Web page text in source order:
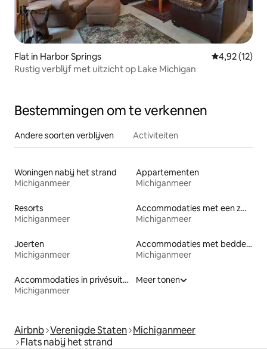
Flat in Harbor Springs Gemiddelde
4,92 (12)
Rustig verblijf met uitzicht op Lake Michigan
Bestemmingen om te verkennen
Andere soorten verblijven Activiteiten
Woningen nabij het strand
Michiganmeer
Appartementen
Michiganmeer
Resorts
Michiganmeer
Accommodaties met een zwembad
Michiganmeer
Joerten
Michiganmeer
Accommodaties met bedden op toegankelijke hoogte
Michiganmeer
Accommodaties in privésuites
Michiganmeer
Meer tonen
Airbnb Verenigde Staten Michiganmeer
Flats nabij het strand